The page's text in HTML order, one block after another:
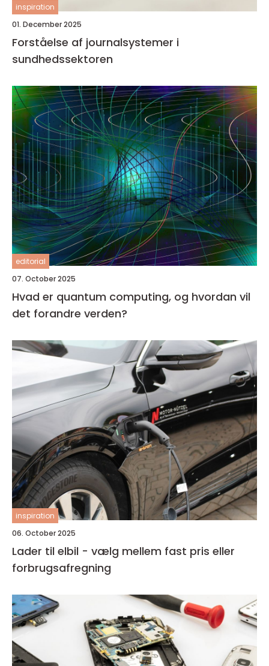
inspiration
01. December 2025
Forståelse af journalsystemer i
sundhedssektoren
editorial
07. October 2025
Hvad er quantum computing, og hvordan vil
det forandre verden?
inspiration
06. October 2025
Lader til elbil - vælg mellem fast pris eller
forbrugsafregning